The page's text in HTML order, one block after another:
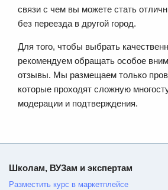
связи с чем вы можете стать
без переезда в другой город.
Для того, чтобы выбрать
рекомендуем обращать особое
отзывы. Мы размещаем только
которые проходят сложную
модерации и подтверждения.
Школам, ВУЗам и экспертам
Разместить курс в маркетплейсе